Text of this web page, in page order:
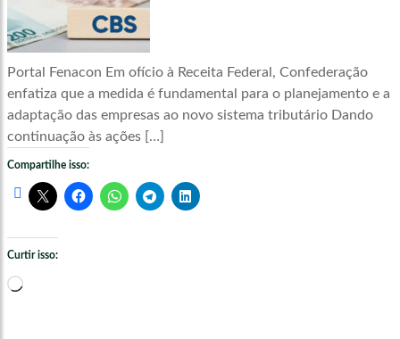
Portal Fenacon Em ofício à Receita Federal, Confederação
enfatiza que a medida é fundamental para o planejamento e a
adaptação das empresas ao novo sistema tributário Dando
continuação às ações […]
Compartilhe isso:
Curtir isso:
Carregando...